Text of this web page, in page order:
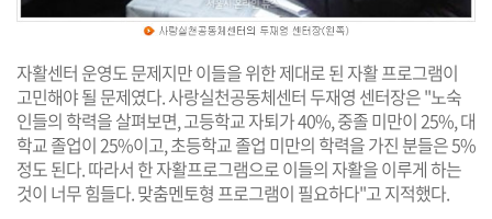
자활센터 운영도 문제지만 이들을 위한 제대로 된 자활 프로그램이
고민해야 될 문제였다. 사랑실천공동체센터 두재영 센터장은 "노숙
인들의 학력을 살펴보면, 고등학교 자퇴가 40%, 중졸 미만이 25%, 대
학교 졸업이 25%이고, 초등학교 졸업 미만의 학력을 가진 분들은 5%
정도 된다. 따라서 한 자활프로그램으로 이들의 자활을 이루게 하는
것이 너무 힘들다. 맞춤멘토형 프로그램이 필요하다"고 지적했다.